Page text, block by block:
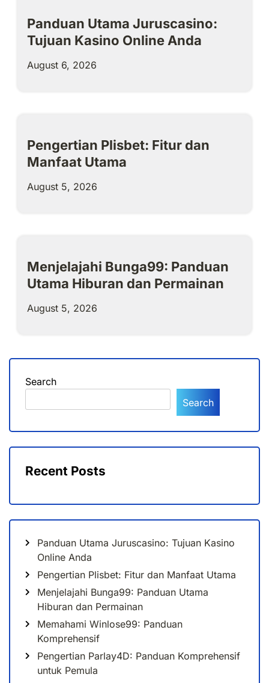
Panduan Utama Juruscasino:
Tujuan Kasino Online Anda
August 6, 2026
Pengertian Plisbet: Fitur dan
Manfaat Utama
August 5, 2026
Menjelajahi Bunga99: Panduan
Utama Hiburan dan Permainan
August 5, 2026
Search
Search
Recent Posts
Panduan Utama Juruscasino: Tujuan Kasino
Online Anda
Pengertian Plisbet: Fitur dan Manfaat Utama
Menjelajahi Bunga99: Panduan Utama
Hiburan dan Permainan
Memahami Winlose99: Panduan
Komprehensif
Pengertian Parlay4D: Panduan Komprehensif
untuk Pemula